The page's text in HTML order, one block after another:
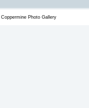
Coppermine Photo Gallery